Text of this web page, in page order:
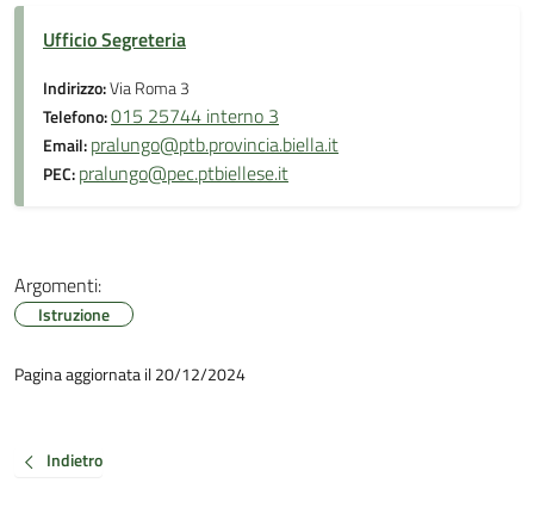
Ufficio Segreteria
Indirizzo:Via Roma 3
Telefono:015 25744 interno 3
Email:pralungo@ptb.provincia.biella.it
PEC:pralungo@pec.ptbiellese.it
Argomenti:
Istruzione
Pagina aggiornata il 20/12/2024
Indietro